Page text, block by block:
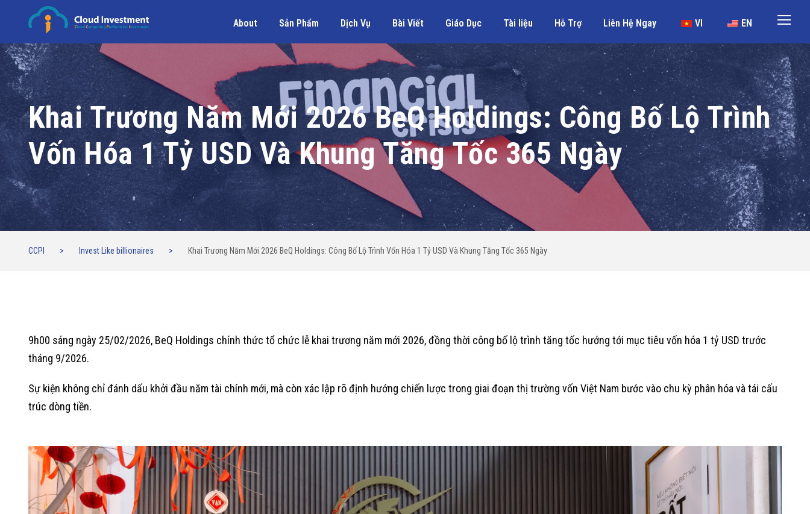
About Sản Phẩm Dịch Vụ Bài Viết Giáo Dục Tài liệu Hỗ Trợ Liên Hệ Ngay VI EN
Khai Trương Năm Mới 2026 BeQ Holdings: Công Bố Lộ Trình
Vốn Hóa 1 Tỷ USD Và Khung Tăng Tốc 365 Ngày
CCPI > Invest Like billionaires > Khai Trương Năm Mới 2026 BeQ Holdings: Công Bố Lộ Trình Vốn Hóa 1 Tỷ USD Và Khung Tăng Tốc 365 Ngày
9h00 sáng ngày 25/02/2026, BeQ Holdings chính thức tổ chức lễ khai trương năm mới 2026, đồng thời công bố lộ trình tăng tốc hướng tới mục tiêu vốn hóa 1 tỷ USD trước
tháng 9/2026.
Sự kiện không chỉ đánh dấu khởi đầu năm tài chính mới, mà còn xác lập rõ định hướng chiến lược trong giai đoạn thị trường vốn Việt Nam bước vào chu kỳ phân hóa và tái cấu
trúc dòng tiền.